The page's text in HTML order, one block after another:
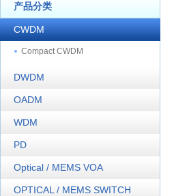
产品分类
CWDM
Compact CWDM
DWDM
OADM
WDM
PD
Optical / MEMS VOA
OPTICAL / MEMS SWITCH